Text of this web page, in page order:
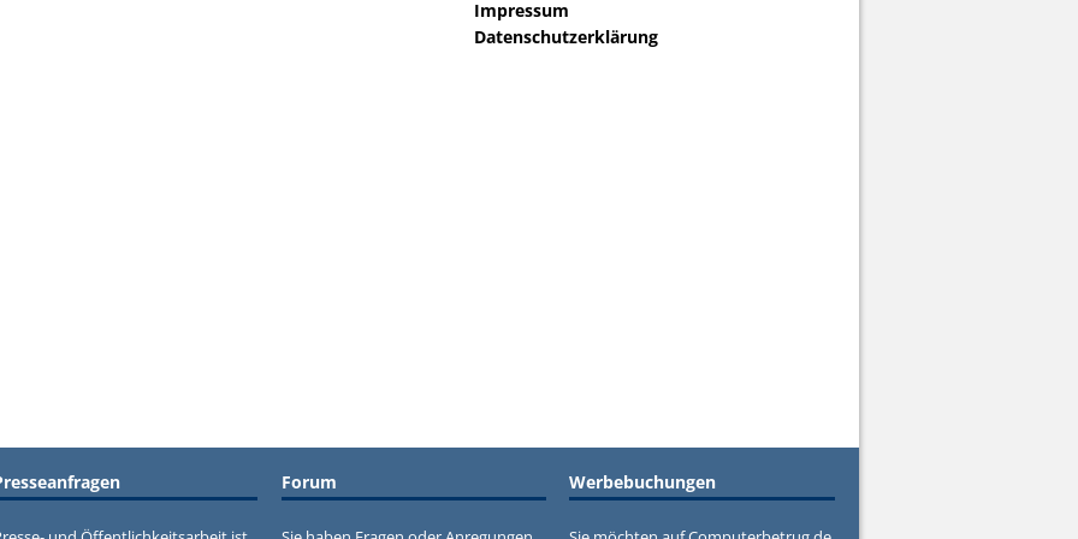
Impressum
Datenschutzerklärung
Forum Werbebuchungen